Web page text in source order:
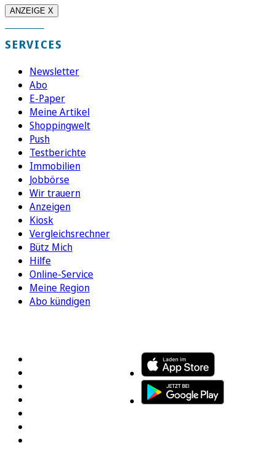
ANZEIGE X
SERVICES
Newsletter
Abo
E-Paper
Meine Artikel
Shoppingwelt
Push
Testberichte
Immobilien
Jobbörse
Wir trauern
Anzeigen
Kiosk
Vergleichsrechner
Bütz Mich
Hilfe
Online-Service
Meine Region
Abo kündigen